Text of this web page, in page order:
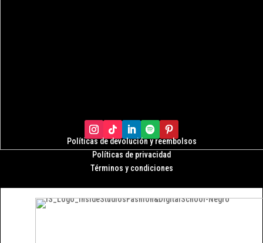
Políticas de devolución y reembolsos
Políticas de privacidad
Términos y condiciones